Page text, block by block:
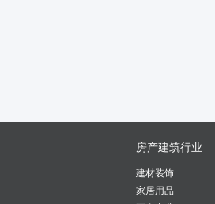
房产建筑行业
建材装饰
家居用品